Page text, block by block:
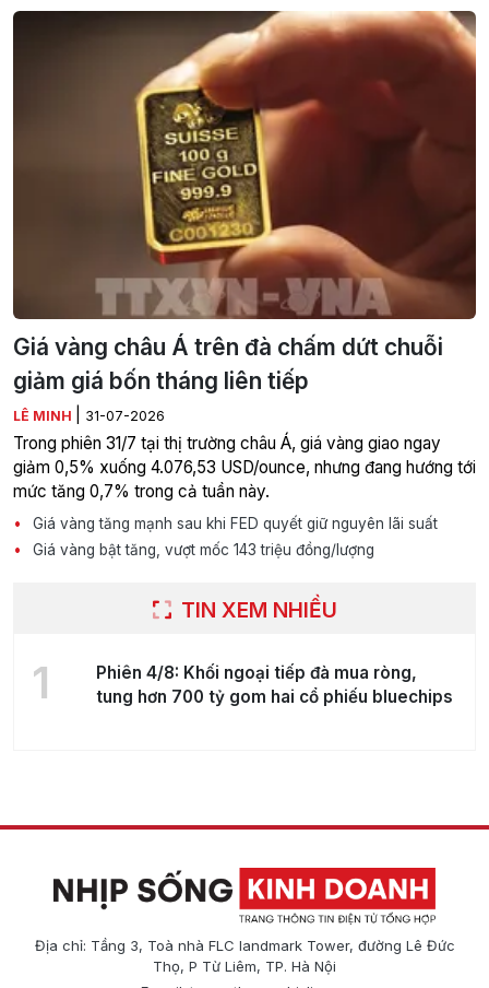
Giá vàng châu Á trên đà chấm dứt chuỗi
giảm giá bốn tháng liên tiếp
LÊ MINH 31-07-2026
Trong phiên 31/7 tại thị trường châu Á, giá vàng giao ngay
giảm 0,5% xuống 4.076,53 USD/ounce, nhưng đang hướng tới
mức tăng 0,7% trong cả tuần này.
Giá vàng tăng mạnh sau khi FED quyết giữ nguyên lãi suất
Giá vàng bật tăng, vượt mốc 143 triệu đồng/lượng
TIN XEM NHIỀU
1
Phiên 4/8: Khối ngoại tiếp đà mua ròng,
tung hơn 700 tỷ gom hai cổ phiếu bluechips
Địa chỉ: Tầng 3, Toà nhà FLC landmark Tower, đường Lê Đức
Thọ, P Từ Liêm, TP. Hà Nội